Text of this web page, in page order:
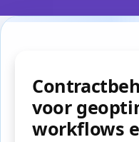
voor
workflows